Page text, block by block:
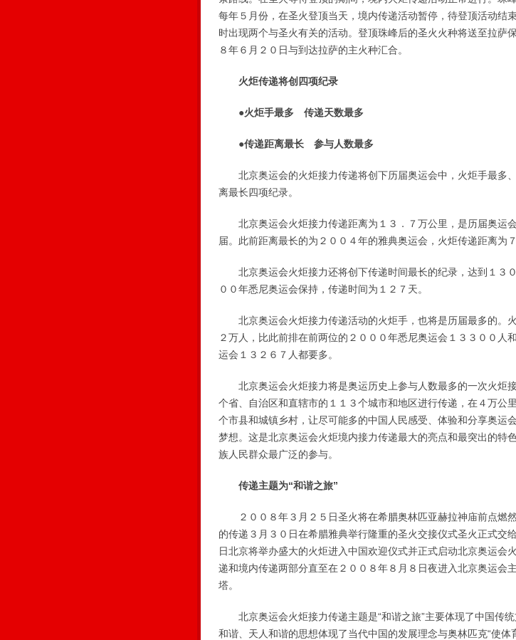
每年５月份，在圣火登顶当天，境内传递活动暂停，待登顶活动结
时出现两个与圣火有关的活动。登顶珠峰后的圣火火种将送至拉萨
８年６月２０日与到达拉萨的主火种汇合。
火炬传递将创四项纪录
●火炬手最多 传递天数最多
●传递距离最长 参与人数最多
北京奥运会的火炬接力传递将创下历届奥运会中，火炬手最多
离最长四项纪录。
北京奥运会火炬接力传递距离为１３．７万公里，是历届奥运
届。此前距离最长的为２００４年的雅典奥运会，火炬传递距离为７
北京奥运会火炬接力还将创下传递时间最长的纪录，达到１３
００年悉尼奥运会保持，传递时间为１２７天。
北京奥运会火炬接力传递活动的火炬手，也将是历届最多的。
２万人，比此前排在前两位的２０００年悉尼奥运会１３３００人
运会１３２６７人都要多。
北京奥运会火炬接力将是奥运历史上参与人数最多的一次火炬接
个省、自治区和直辖市的１１３个城市和地区进行传递，在４万公
个市县和城镇乡村，让尽可能多的中国人民感受、体验和分享奥运
梦想。这是北京奥运会火炬境内接力传递最大的亮点和最突出的特
族人民群众最广泛的参与。
传递主题为“和谐之旅”
２００８年３月２５日圣火将在希腊奥林匹亚赫拉神庙前点燃
的传递３月３０日在希腊雅典举行隆重的圣火交接仪式圣火正式交
日北京将举办盛大的火炬进入中国欢迎仪式并正式启动北京奥运会
递和境内传递两部分直至在２００８年８月８日夜进入北京奥运会
塔。
北京奥运会火炬接力传递主题是“和谐之旅”主要体现了中国传
和谐、天人和谐的思想体现了当代中国的发展理念与奥林匹克“使体